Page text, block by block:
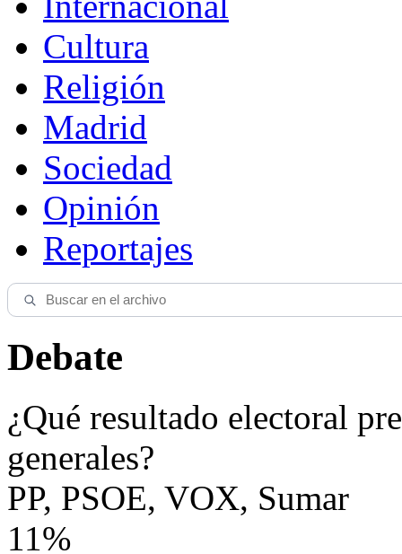
Cultura
Religión
Madrid
Sociedad
Opinión
Reportajes
Debate
¿Qué resultado electoral
generales?
PP, PSOE, VOX, Sumar
11%